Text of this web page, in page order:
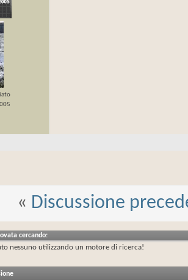
« Discussione
cercando:
nessuno utilizzando un motore di ricerca!